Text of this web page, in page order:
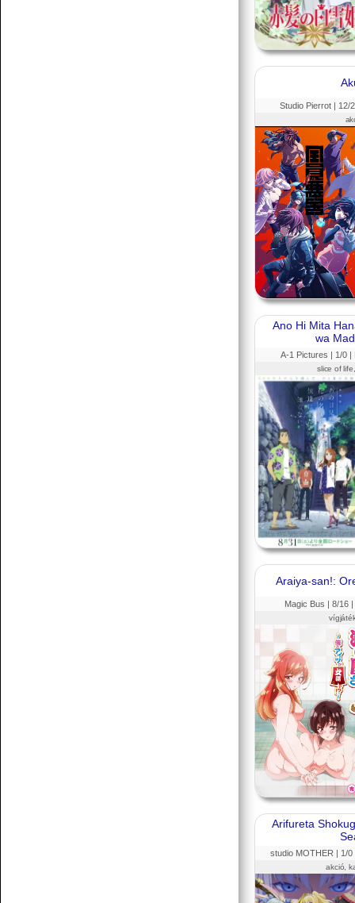
Studio Pierrot | 12/
Ano Hi Mita
wa
A-1 Pictures | 1/0 |
slice of
Araiya-san!:
Magic Bus | 8/16 |
Arifureta
studio MOTHER | 1/
akció,